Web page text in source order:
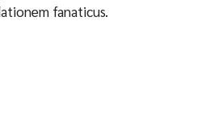
fanaticus.